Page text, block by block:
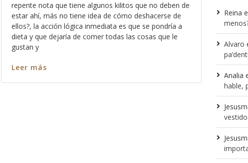
repente nota que tiene algunos kilitos que no deben de
estar ahí, más no tiene idea de cómo deshacerse de
ellos?, la acción lógica inmediata es que se pondría a
dieta y que dejaría de comer todas las cosas que le
gustan y
Leer más
Reina
Alvaro
Analia
hable,